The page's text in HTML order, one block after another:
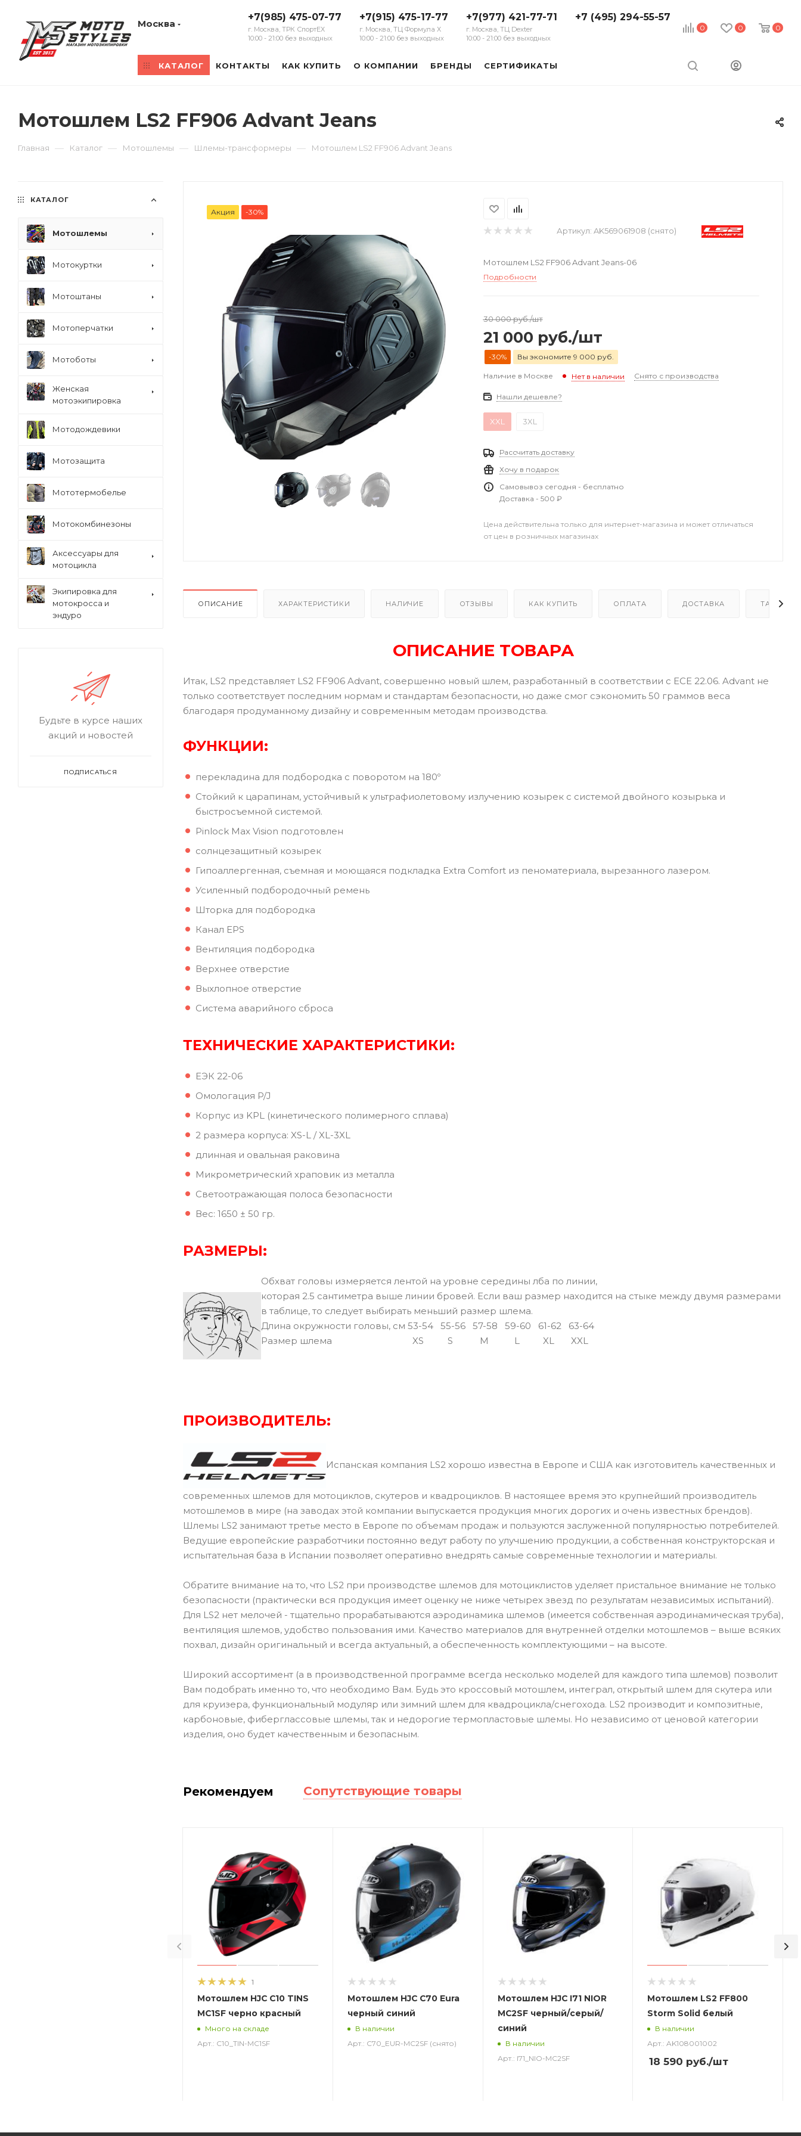
0 0 0
Москва
+7(985) 475-07-77
г. Москва, ТРК СпортЕХ
10:00 - 21:00 без выходных
+7(915) 475-17-77
г. Москва, ТЦ Формула Х
10:00 - 21:00 без выходных
+7(977) 421-77-71
г. Москва, ТЦ Dexter
10:00 - 21:00 без выходных
+7 (495) 294-55-57
КАТАЛОГ КОНТАКТЫ КАК КУПИТЬ О КОМПАНИИ БРЕНДЫ СЕРТИФИКАТЫ
Мотошлем LS2 FF906 Advant Jeans
Главная — Каталог — Мотошлемы — Шлемы-трансформеры — Мотошлем LS2 FF906 Advant Jeans
Акция -30%
Артикул: AK569061908 (снято)
Мотошлем LS2 FF906 Advant Jeans-06
Подробности
30 000руб./шт
21 000 руб./шт
-30% Вы экономите 9 000 руб.
Наличие в Москве Нет в наличии Снято с производства
Нашли дешевле?
XXL 3XL
Рассчитать доставку
Хочу в подарок
Самовывоз сегодня - бесплатно
Доставка - 500 ₽
Цена действительна только для интернет-магазина и может отличаться
от цен в розничных магазинах
ОПИСАНИЕ ХАРАКТЕРИСТИКИ НАЛИЧИЕ ОТЗЫВЫ КАК КУПИТЬ ОПЛАТА ДОСТАВКА ТАБЛИЦА
ОПИСАНИЕ ТОВАРА
Итак, LS2 представляет LS2 FF906 Advant, совершенно новый шлем, разработанный в соответствии с ECE 22.06. Advant не
только соответствует последним нормам и стандартам безопасности, но даже смог сэкономить 50 граммов веса
благодаря продуманному дизайну и современным методам производства.
ФУНКЦИИ:
перекладина для подбородка с поворотом на 180º
Стойкий к царапинам, устойчивый к ультрафиолетовому излучению козырек с системой двойного козырька и
быстросъемной системой.
Pinlock Max Vision подготовлен
солнцезащитный козырек
Гипоаллергенная, съемная и моющаяся подкладка Extra Comfort из пеноматериала, вырезанного лазером.
Усиленный подбородочный ремень
Шторка для подбородка
Канал EPS
Вентиляция подбородка
Верхнее отверстие
Выхлопное отверстие
Система аварийного сброса
ТЕХНИЧЕСКИЕ ХАРАКТЕРИСТИКИ:
ЕЭК 22-06
Омологация P/J
Корпус из KPL (кинетического полимерного сплава)
2 размера корпуса: XS-L / XL-3XL
длинная и овальная раковина
Микрометрический храповик из металла
Светоотражающая полоса безопасности
Вес: 1650 ± 50 гр.
РАЗМЕРЫ:
Обхват головы измеряется лентой на уровне середины лба по линии,
которая 2.5 сантиметра выше линии бровей. Если ваш размер находится на стыке между двумя размерами
в таблице, то следует выбирать меньший размер шлема.
Длина окружности головы, см 53-54 55-56 57-58 59-60 61-62 63-64
Размер шлема
XS S M L XL XXL
ПРОИЗВОДИТЕЛЬ:
Испанская компания LS2 хорошо известна в Европе и США как изготовитель качественных и
современных шлемов для мотоциклов, скутеров и квадроциклов. В настоящее время это крупнейший производитель
мотошлемов в мире (на заводах этой компании выпускается продукция многих дорогих и очень известных брендов).
Шлемы LS2 занимают третье место в Европе по объемам продаж и пользуются заслуженной популярностью потребителей.
Ведущие европейские разработчики постоянно ведут работу по улучшению продукции, а собственная конструкторская и
испытательная база в Испании позволяет оперативно внедрять самые современные технологии и материалы.
Обратите внимание на то, что LS2 при производстве шлемов для мотоциклистов уделяет пристальное внимание не только
безопасности (практически вся продукция имеет оценку не ниже четырех звезд по результатам независимых испытаний).
Для LS2 нет мелочей - тщательно прорабатываются аэродинамика шлемов (имеется собственная аэродинамическая труба),
вентиляция шлемов, удобство пользования ими. Качество материалов для внутренней отделки мотошлемов – выше всяких
похвал, дизайн оригинальный и всегда актуальный, а обеспеченность комплектующими – на высоте.
Широкий ассортимент (а в производственной программе всегда несколько моделей для каждого типа шлемов) позволит
Вам подобрать именно то, что необходимо Вам. Будь это кроссовый мотошлем, интеграл, открытый шлем для скутера или
для круизера, функциональный модуляр или зимний шлем для квадроцикла/снегохода. LS2 производит и композитные,
карбоновые, фиберглассовые шлемы, так и недорогие термопластовые шлемы. Но независимо от ценовой категории
изделия, оно будет качественным и безопасным.
Рекомендуем Сопутствующие товары
1
Мотошлем HJC C10 TINS
MC1SF черно красный
Много на складе
Арт.: C10_TIN-MC1SF
Мотошлем HJC C70 Eura
черный синий
В наличии
Арт.: C70_EUR-MC2SF (снято)
Мотошлем HJC I71 NIOR
MC2SF черный/серый/
синий
В наличии
Арт.: I71_NIO-MC2SF
Мотошлем LS2 FF800
Storm Solid белый
В наличии
Арт.: AK108001002
18 590 руб./шт
КАТАЛОГ
Мотошлемы
Мотокуртки
Мотоштаны
Мотоперчатки
Мотоботы
Женская
мотоэкипировка
Мотодождевики
Мотозащита
Мототермобелье
Мотокомбинезоны
Аксессуары для
мотоцикла
Экипировка для
мотокросса и
эндуро
Будьте в курсе наших
акций и новостей
ПОДПИСАТЬСЯ